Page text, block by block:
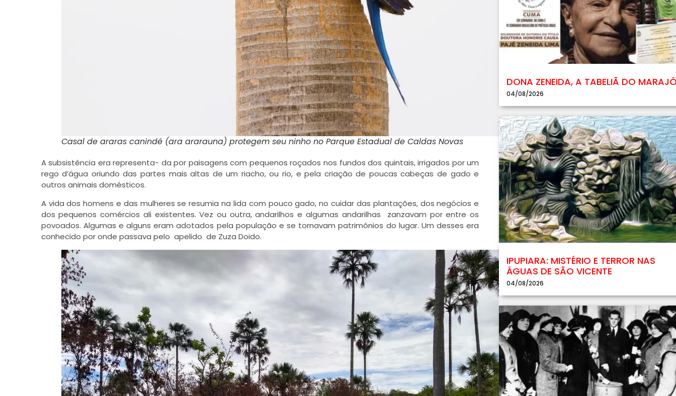
Casal de araras canindé (ara ararauna) protegem seu ninho no Parque Estadual de Caldas Novas
A subsistência era representa- da por paisagens com pequenos roçados nos fundos dos quintais, irrigados por um
rego d’água oriundo das partes mais altas de um riacho, ou rio, e pela criação de poucas cabeças de gado e
outros animais domésticos.
A vida dos homens e das mulheres se resumia na lida com pouco gado, no cuidar das plantações, dos negócios e
dos pequenos comércios ali existentes. Vez ou outra, andarilhos e algumas andarilhas zanzavam por entre os
povoados. Algumas e alguns eram adotados pela população e se tornavam patrimônios do lugar. Um desses era
conhecido por onde passava pelo apelido de Zuza Doido.
DONA ZENEIDA, A TABELIÃ DO
04/08/2026
IPUPIARA: MISTÉRIO E TERROR NAS
ÁGUAS DE SÃO VICENTE
04/08/2026